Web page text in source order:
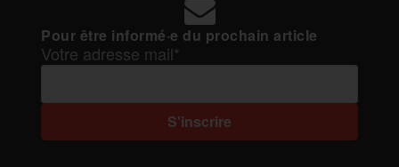
Pour être informé·e du prochain article
Votre adresse mail*